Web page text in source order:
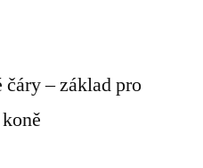
– základ pro